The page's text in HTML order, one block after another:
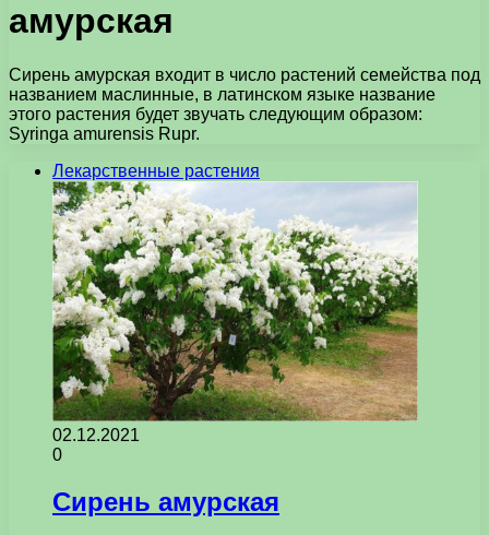
амурская
Сирень амурская входит в число растений семейства под
названием маслинные, в латинском языке название
этого растения будет звучать следующим образом:
Syringa amurensis Rupr.
Лекарственные растения
02.12.2021
0
Сирень амурская